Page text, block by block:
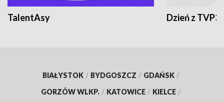
TalentAsy Dzień z TVP3
BIAŁYSTOK / BYDGOSZCZ / GDAŃSK /
GORZÓW WLKP. / KATOWICE / KIELCE /